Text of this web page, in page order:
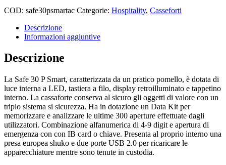
COD: safe30psmartac Categorie: Hospitality, Casseforti
Descrizione
Informazioni aggiuntive
Descrizione
La Safe 30 P Smart, caratterizzata da un pratico pomello, è dotata di
luce interna a LED, tastiera a filo, display retroilluminato e tappetino
interno. La cassaforte conserva al sicuro gli oggetti di valore con un
triplo sistema si sicurezza. Ha in dotazione un Data Kit per
memorizzare e analizzare le ultime 300 aperture effettuate dagli
utilizzatori. Combinazione alfanumerica di 4-9 digit e apertura di
emergenza con con IB card o chiave. Presenta al proprio interno una
presa europea shuko e due porte USB 2.0 per ricaricare le
apparecchiature mentre sono tenute in custodia.